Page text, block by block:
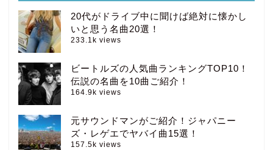
20代がドライブ中に聞けば絶対に懐かし
いと思う名曲20選！
233.1k views
ビートルズの人気曲ランキングTOP10！
伝説の名曲を10曲ご紹介！
164.9k views
元サウンドマンがご紹介！ジャパニー
ズ・レゲエでヤバイ曲15選！
157.5k views